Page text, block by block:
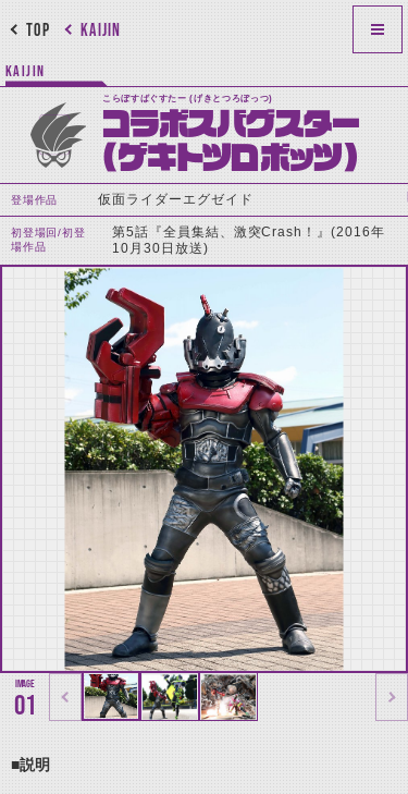
KAIJIN
TOP
KAIJIN
こらぼすばぐすたー (げきとつろぼっつ)
コラボスバグスター
(ゲキトツロボッツ)
登場作品 仮面ライダーエグゼイド
初登場回/初登
場作品
第5話『全員集結、激突Crash！』(2016年
10月30日放送)
01
■説明